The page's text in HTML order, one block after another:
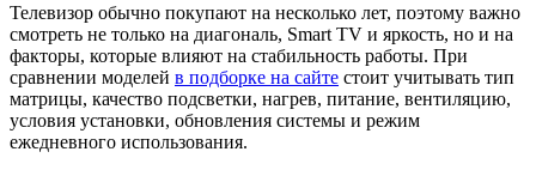
Телевизор обычно покупают на несколько лет, поэтому важно
смотреть не только на диагональ, Smart TV и яркость, но и на
факторы, которые влияют на стабильность работы. При
сравнении моделей в подборке на сайте стоит учитывать тип
матрицы, качество подсветки, нагрев, питание, вентиляцию,
условия установки, обновления системы и режим
ежедневного использования.